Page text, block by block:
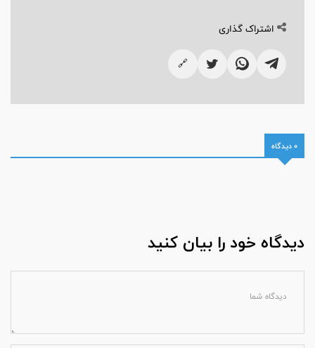
اشتراک گذاری
🔗
0 دیدگاه
دیدگاه خود را بیان کنید